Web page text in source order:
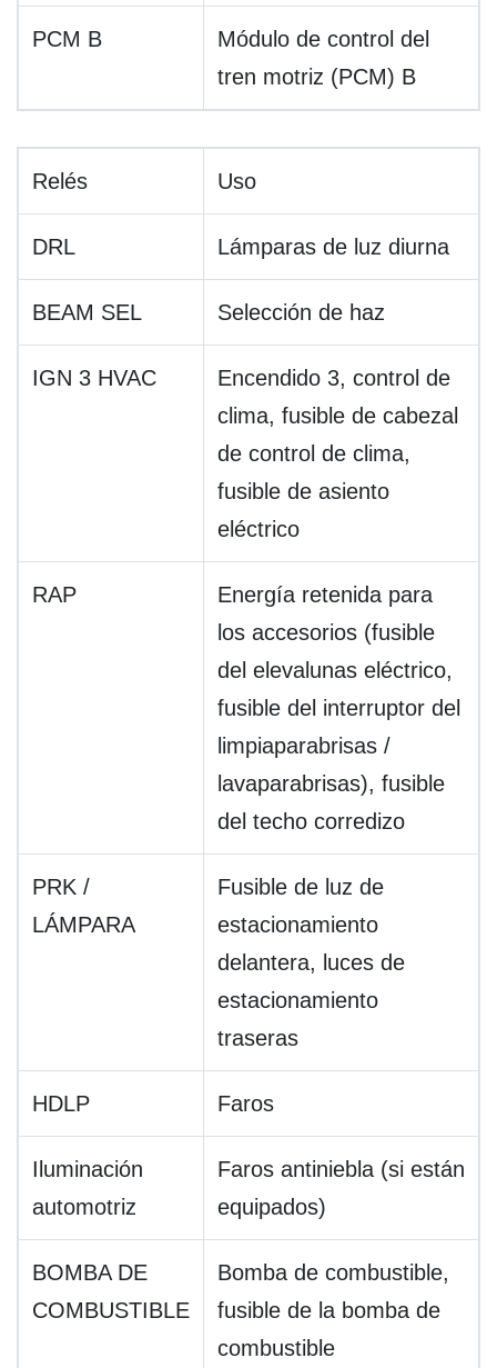
PCM B
Módulo de control del
tren motriz (PCM) B
Relés Uso
DRL Lámparas de luz diurna
BEAM SEL Selección de haz
IGN 3 HVAC
Encendido 3, control de
clima, fusible de cabezal
de control de clima,
fusible de asiento
eléctrico
RAP
Energía retenida para
los accesorios (fusible
del elevalunas eléctrico,
fusible del interruptor del
limpiaparabrisas /
lavaparabrisas), fusible
del techo corredizo
PRK /
LÁMPARA
Fusible de luz de
estacionamiento
delantera, luces de
estacionamiento
traseras
HDLP Faros
Iluminación
automotriz
Faros antiniebla (si están
equipados)
BOMBA DE
COMBUSTIBLE
Bomba de combustible,
fusible de la bomba de
combustible